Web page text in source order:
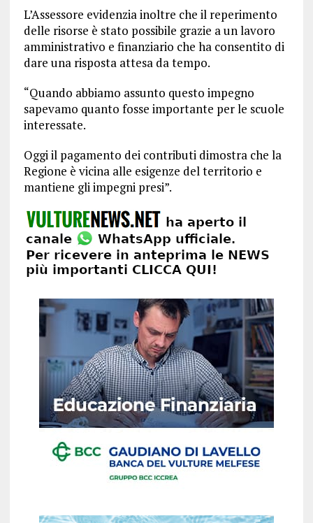
L’Assessore evidenzia inoltre che il reperimento
delle risorse è stato possibile grazie a un lavoro
amministrativo e finanziario che ha consentito di
dare una risposta attesa da tempo.
“Quando abbiamo assunto questo impegno
sapevamo quanto fosse importante per le scuole
interessate.
Oggi il pagamento dei contributi dimostra che la
Regione è vicina alle esigenze del territorio e
mantiene gli impegni presi”.